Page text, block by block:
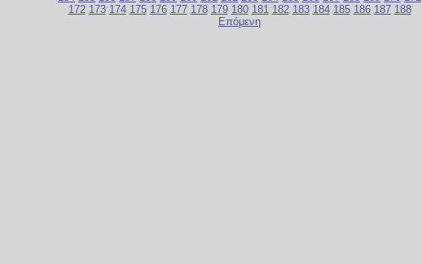
172 173 174 175 176 177 178 179 180 181 182 183 184 185 186 187 188
Επόμενη